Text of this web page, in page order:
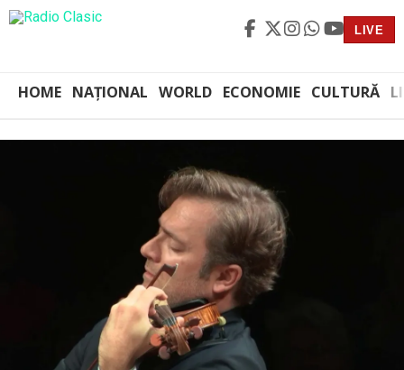
LIVE
HOME NAȚIONAL WORLD ECONOMIE CULTURĂ